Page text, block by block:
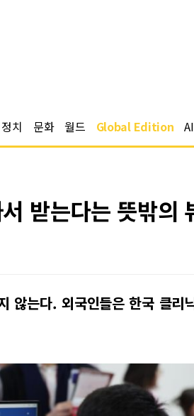
정치 문화 월드 Global Edition
받는다는 뜻밖의
않는다. 외국인들은 한국 클리